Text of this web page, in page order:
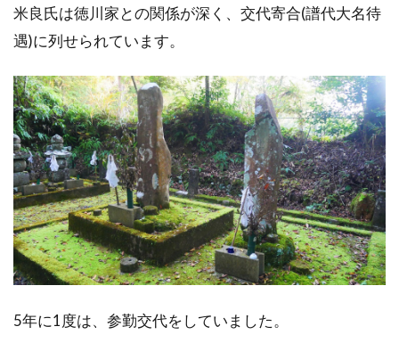
米良氏は徳川家との関係が深く、交代寄合(譜代大名待
遇)に列せられています。
5年に1度は、参勤交代をしていました。